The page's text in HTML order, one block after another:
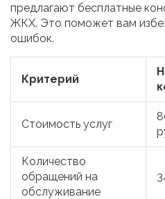
предлагают бесплатные
ЖКХ. Это поможет вам
ошибок.
Критерий
Стоимость услуг
Количество
обращений на
обслуживание